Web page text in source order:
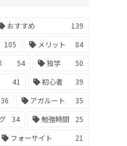
おすすめ
139
105 メリット
84
54 独学
50
41 初心者
39
36 アガルート
35
34 勉強時間
25
フォーサイト 21